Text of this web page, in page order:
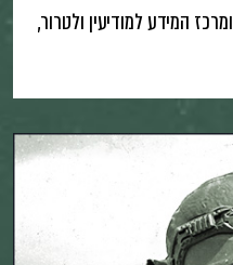
המידע למודיעין ולטרור,